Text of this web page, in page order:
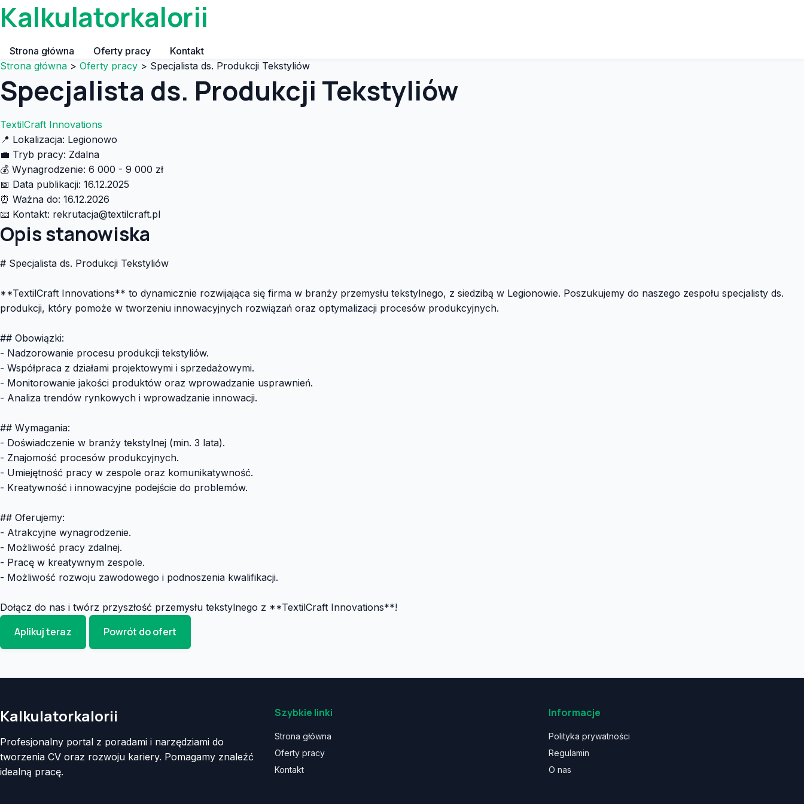
Kalkulatorkalorii
Strona główna Oferty pracy
Kontakt
Strona główna > Oferty pracy > Specjalista ds. Produkcji Tekstyliów
Specjalista ds. Produkcji Tekstyliów
TextilCraft Innovations
📍 Lokalizacja: Legionowo
💼 Tryb pracy: Zdalna
💰 Wynagrodzenie: 6 000 - 9 000 zł
📅 Data publikacji: 16.12.2025
⏰ Ważna do: 16.12.2026
📧 Kontakt: rekrutacja@textilcraft.pl
Opis stanowiska
# Specjalista ds. Produkcji Tekstyliów
**TextilCraft Innovations** to dynamicznie rozwijająca się firma w branży przemysłu tekstylnego, z siedzibą w Legionowie. Poszukujemy do naszego zespołu specjalisty ds.
produkcji, który pomoże w tworzeniu innowacyjnych rozwiązań oraz optymalizacji procesów produkcyjnych.
## Obowiązki:
- Nadzorowanie procesu produkcji tekstyliów.
- Współpraca z działami projektowymi i sprzedażowymi.
- Monitorowanie jakości produktów oraz wprowadzanie usprawnień.
- Analiza trendów rynkowych i wprowadzanie innowacji.
## Wymagania:
- Doświadczenie w branży tekstylnej (min. 3 lata).
- Znajomość procesów produkcyjnych.
- Umiejętność pracy w zespole oraz komunikatywność.
- Kreatywność i innowacyjne podejście do problemów.
## Oferujemy:
- Atrakcyjne wynagrodzenie.
- Możliwość pracy zdalnej.
- Pracę w kreatywnym zespole.
- Możliwość rozwoju zawodowego i podnoszenia kwalifikacji.
Dołącz do nas i twórz przyszłość przemysłu tekstylnego z **TextilCraft Innovations**!
Aplikuj teraz Powrót do ofert
Kalkulatorkalorii
Profesjonalny portal z poradami i narzędziami do
tworzenia CV oraz rozwoju kariery. Pomagamy znaleźć
idealną pracę.
Szybkie linki
Strona główna
Oferty pracy
Kontakt
Informacje
Polityka prywatności
Regulamin
O nas